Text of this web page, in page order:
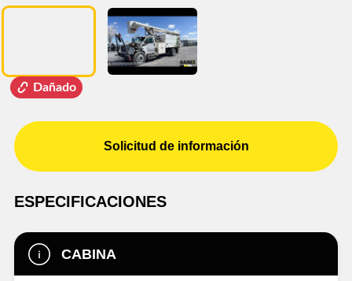
Dañado
Solicitud de información
ESPECIFICACIONES
CABINA